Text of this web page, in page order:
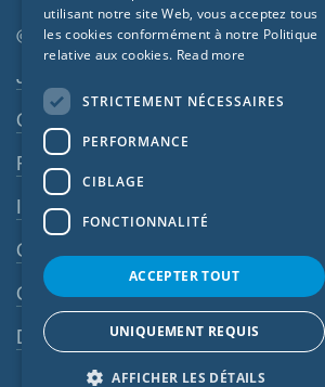
© SIGA 2026
Jobs
Contact
Règles de confidentialité
Impressum
CGV
CGA
Dispositif d’alerte
CZECH
LATVIAN
NORWEGIAN
utilisant notre site Web, vous acceptez tous
les cookies conformément à notre Politique
relative aux cookies. Read more
STRICTEMENT NÉCESSAIRES
PERFORMANCE
CIBLAGE
FONCTIONNALITÉ
ACCEPTER TOUT
UNIQUEMENT REQUIS
AFFICHER LES DÉTAILS